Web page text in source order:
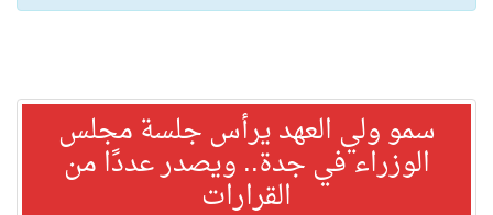
سمو ولي العهد يرأس جلسة مجلس
الوزراء في جدة.. ويصدر عددًا من
القرارات